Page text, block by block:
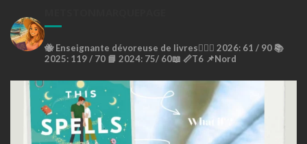
🐝Enseignante dévoreuse de livres🙇🏼‍♀️ 2026: 61 / 90 📚
2025: 119 / 70 📘 2024: 75/ 60📖 📏T6 📌Nord